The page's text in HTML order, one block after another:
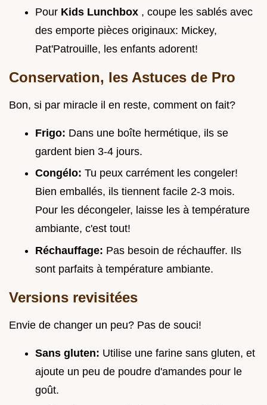
Pour Kids Lunchbox , coupe les sablés avec
des emporte pièces originaux: Mickey,
Pat'Patrouille, les enfants adorent!
Conservation, les Astuces de Pro
Bon, si par miracle il en reste, comment on fait?
Frigo: Dans une boîte hermétique, ils se
gardent bien 3-4 jours.
Congélo: Tu peux carrément les congeler!
Bien emballés, ils tiennent facile 2-3 mois.
Pour les décongeler, laisse les à température
ambiante, c'est tout!
Réchauffage: Pas besoin de réchauffer. Ils
sont parfaits à température ambiante.
Versions revisitées
Envie de changer un peu? Pas de souci!
Sans gluten: Utilise une farine sans gluten, et
ajoute un peu de poudre d'amandes pour le
goût.